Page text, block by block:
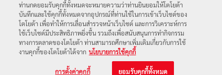
พบกับเราได้ที่
© 2563 บริษัท โตโยต้า มอเตอร์ ประเทศไทย จำกัด
ท่านกดยอมรับคุกกี้ทั้งหมดจะหมายความว่าท่านยินยอมให้โตโยต้า
บันทึกและใช้คุกกี้ทั้งหมดจากอุปกรณ์ที่ท่านใช้ในการเข้าเว็บไซต์ของ
โตโยต้า เพื่อทำให้การเลื่อนสำรวจหน้าเว็บไซต์ และการวิเคราะห์การ
ใช้เว็บไซต์มีประสิทธิภาพยิ่งขึ้น รวมถึงเพื่อสนับสนุนการทำกิจกรรม
ทางการตลาดของโตโยต้า ท่านสามารถศึกษาเพิ่มเติมเกี่ยวกับการใช้
งานคุกกี้ของโตโยต้าได้จาก นโยบายการใช้คุกกี้
การตั้งค่าคุกกี้ ยอมรับคุกกี้ทั้งหมด